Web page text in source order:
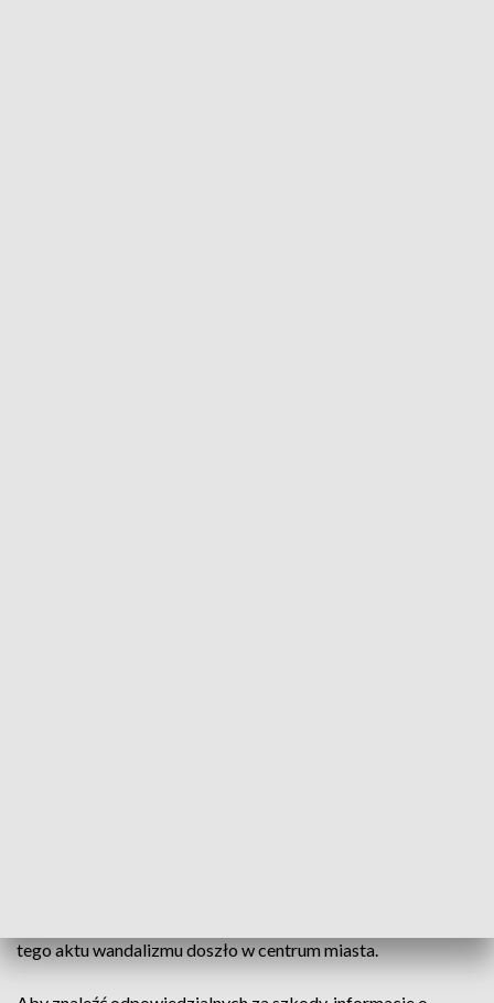
tego aktu wandalizmu doszło w centrum miasta.